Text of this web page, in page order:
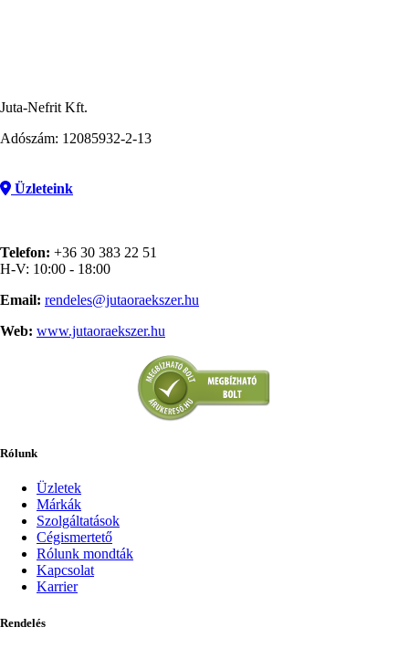
Juta-Nefrit Kft.
Adószám: 12085932-2-13
Üzleteink
Telefon: +36 30 383 22 51
H-V: 10:00 - 18:00
Email: rendeles@jutaoraekszer.hu
Web: www.jutaoraekszer.hu
Rólunk
Üzletek
Márkák
Szolgáltatások
Cégismertető
Rólunk mondták
Kapcsolat
Karrier
Rendelés